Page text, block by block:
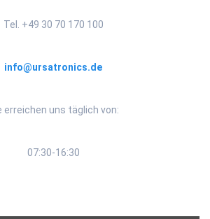
Tel. +49 30 70 170 100
info@ursatronics.de
erreichen uns täglich von:
07:30-16:30